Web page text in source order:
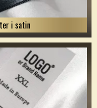
i satin